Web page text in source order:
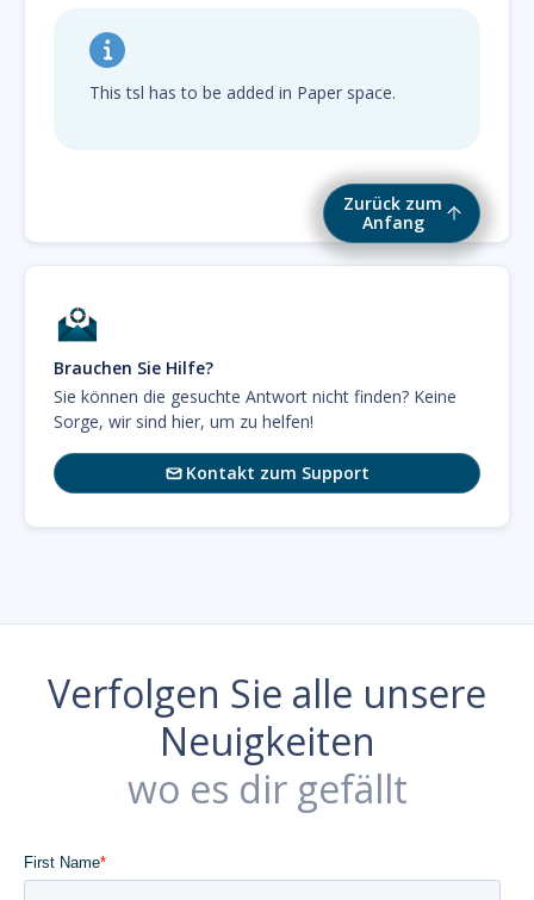
Zurück zum
Anfang
This tsl has to be added in Paper space.
Brauchen Sie Hilfe?
Sie können die gesuchte Antwort nicht finden? Keine
Sorge, wir sind hier, um zu helfen!
Kontakt zum Support
Verfolgen Sie alle unsere
Neuigkeiten
wo es dir gefällt